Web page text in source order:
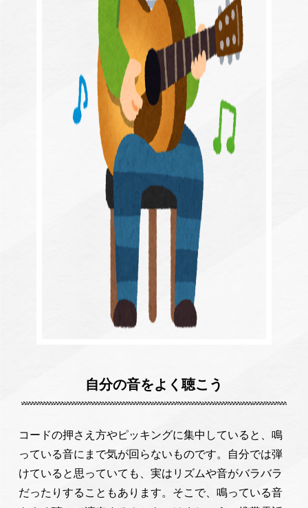
自分の音をよく聴こう
コードの押さえ方やピッキングに集中していると、鳴
っている音にまで気が回らないものです。自分では弾
けていると思っていても、実はリズムや音がバラバラ
だったりすることもあります。そこで、鳴っている音